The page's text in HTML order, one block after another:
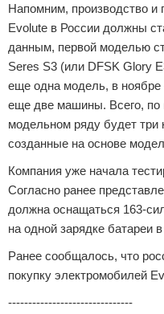
Напомним, производство и
Evolute в России должны
данным, первой моделью
Seres S3 (или DFSK Glory
еще одна модель, в ноябре
еще две машины. Всего,
модельном ряду будет три
созданные на основе
Компания уже начала
Согласно ранее
должна оснащаться 163-
на одной зарядке батареи
Ранее сообщалось, что
покупку электромобилей
-------------------------------